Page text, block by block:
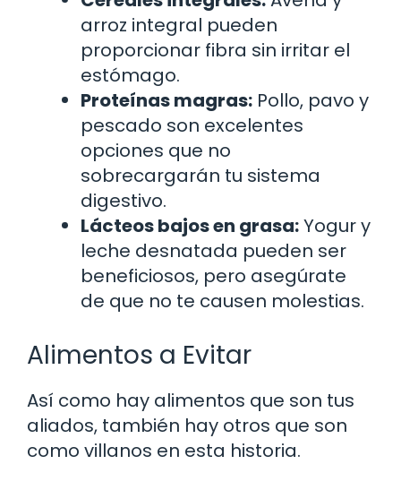
arroz integral pueden
proporcionar fibra sin irritar el
estómago.
Proteínas magras: Pollo, pavo y
pescado son excelentes
opciones que no
sobrecargarán tu sistema
digestivo.
Lácteos bajos en grasa:Yogur y
leche desnatada pueden ser
beneficiosos, pero asegúrate
de que no te causen molestias.
Alimentos a Evitar
Así como hay alimentos que son tus
aliados, también hay otros que son
como villanos en esta historia.